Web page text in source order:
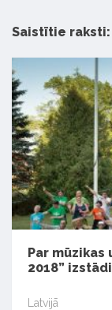
Saistītie raksti:
Par mūzikas
2018”
Latvijā